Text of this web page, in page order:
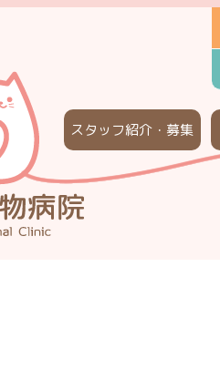
スタッフ紹介・募集